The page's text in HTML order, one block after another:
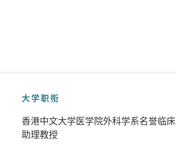
大学职衔
香港中文大学医学院外科学系名誉临床
助理教授